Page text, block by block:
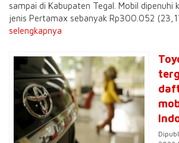
sampai di Kabupaten Tegal. Mobil dipenuhi
jenis Pertamax sebanyak Rp300.052
selengkapnya